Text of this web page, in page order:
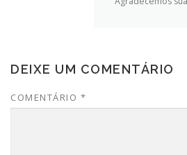
DEIXE UM COMENTÁRIO
COMENTÁRIO *